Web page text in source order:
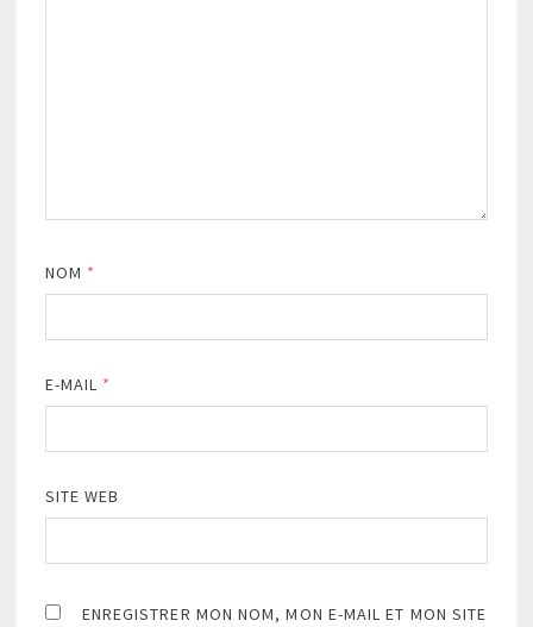
NOM *
E-MAIL *
SITE WEB
ENREGISTRER MON NOM, MON E-MAIL ET MON SITE